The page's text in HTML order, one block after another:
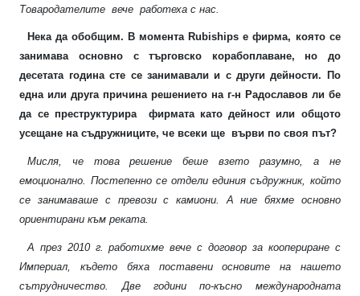
Товародателите вече работеха с нас.
Нека да обобщим. В момента Rubishipsе фирма, която се
занимава основно с търговско корабоплаване, но до
десетата година сте се занимавали и с други дейности. По
една или друга причина решението на г-н Радославов ли бе
да се преструктурира
фирмата като дейност или общото
усещане на съдружниците, че всеки ще върви по своя път?
Мисля, че това решение беше взето разумно, а не
емоционално. Постепенно се отдели единия съдружник, който
се занимаваше с превози с камиони. А ние бяхме основно
ориентирани към реката.
А през 2010 г. работихме вече с договор за коопериране с
Империал, където бяха поставени основите на нашето
сътрудничество. Две години по-късно международната